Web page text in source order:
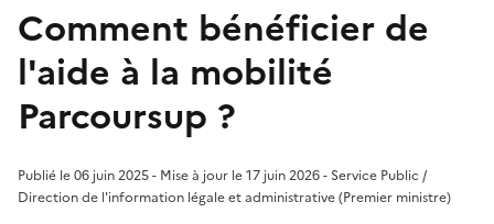
Comment bénéficier de
l'aide à la mobilité
Parcoursup ?
Publié le 06 juin 2025 - Mise à jour le 17 juin 2026 - Service Public /
Direction de l'information légale et administrative (Premier ministre)